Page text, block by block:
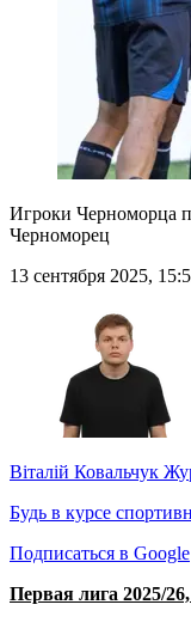
Игроки Черноморца
Черноморец
13 сентября 2025,
Віталій Ковальчук
Будь в курсе
Подписаться в Google
Первая лига 2025/